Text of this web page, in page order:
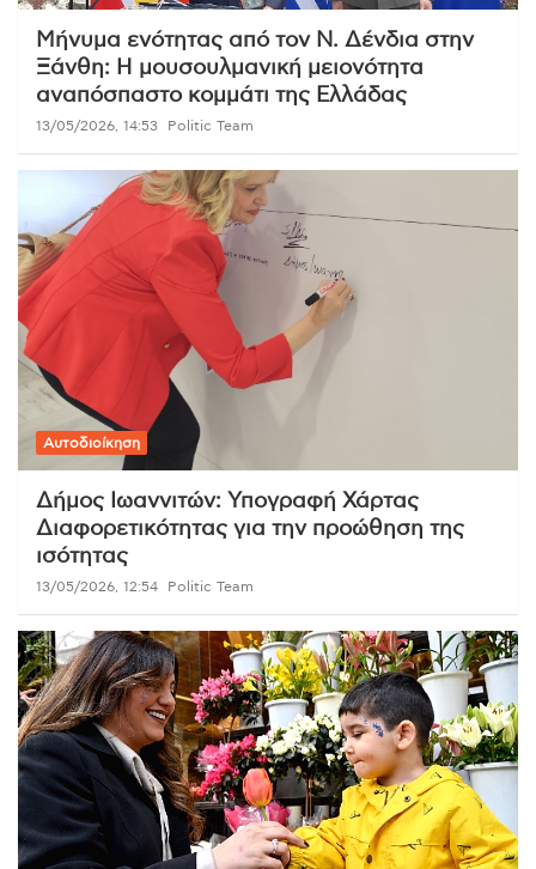
Μήνυμα ενότητας από τον Ν. Δένδια στην
Ξάνθη: Η μουσουλμανική μειονότητα
αναπόσπαστο κομμάτι της Ελλάδας
13/05/2026, 14:53 Politic Team
Αυτοδιοίκηση
Δήμος Ιωαννιτών: Υπογραφή Χάρτας
Διαφορετικότητας για την προώθηση της
ισότητας
13/05/2026, 12:54 Politic Team